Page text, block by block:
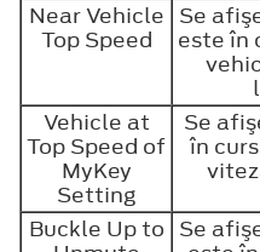
Near Vehicle
Top Speed
Se
este în
Vehicle at
Top Speed of
MyKey
Setting
Se
în
Buckle Up to Se